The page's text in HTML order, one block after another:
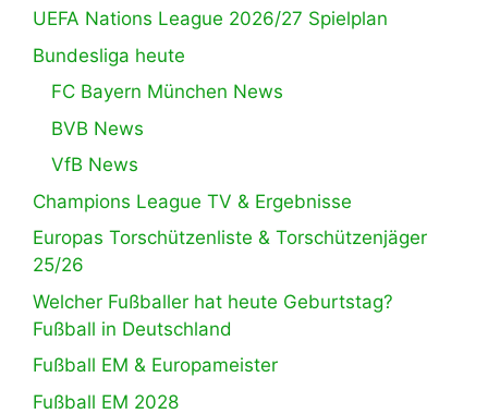
UEFA Nations League 2026/27 Spielplan
Bundesliga heute
FC Bayern München News
BVB News
VfB News
Champions League TV & Ergebnisse
Europas Torschützenliste & Torschützenjäger
25/26
Welcher Fußballer hat heute Geburtstag?
Fußball in Deutschland
Fußball EM & Europameister
Fußball EM 2028